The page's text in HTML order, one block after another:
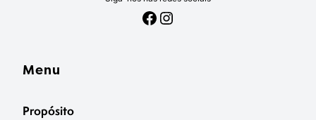
Menu
Propósito